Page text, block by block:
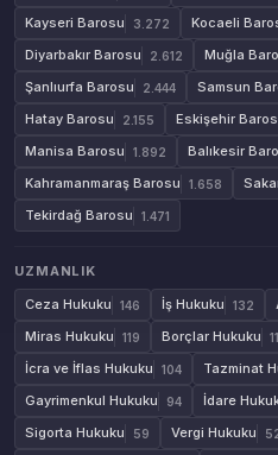
Kayseri Barosu 3.272 Kocaeli
Diyarbakır Barosu 2.612 Muğla
Şanlıurfa Barosu 2.444 Samsun
Hatay Barosu 2.155 Eskişehir
Manisa Barosu 1.892 Balıkesir
Kahramanmaraş Barosu 1.658
Tekirdağ Barosu 1.471
UZMANLIK
Ceza Hukuku
146 İş Hukuku 132
Miras Hukuku 119 Borçlar Hukuku
İcra ve İflas Hukuku 104 Tazminat
Gayrimenkul Hukuku 94 İdare
Sigorta Hukuku 59 Vergi Hukuku